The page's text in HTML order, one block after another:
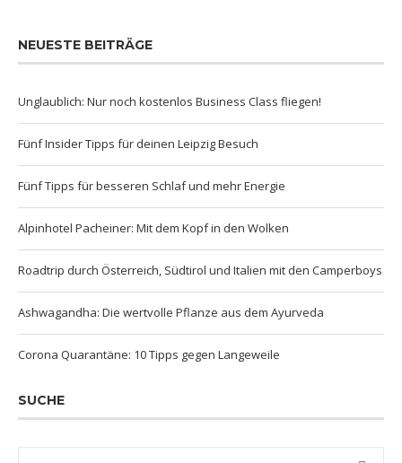
NEUESTE BEITRÄGE
Unglaublich: Nur noch kostenlos Business Class fliegen!
Fünf Insider Tipps für deinen Leipzig Besuch
Fünf Tipps für besseren Schlaf und mehr Energie
Alpinhotel Pacheiner: Mit dem Kopf in den Wolken
Roadtrip durch Österreich, Südtirol und Italien mit den Camperboys
Ashwagandha: Die wertvolle Pflanze aus dem Ayurveda
Corona Quarantäne: 10 Tipps gegen Langeweile
SUCHE